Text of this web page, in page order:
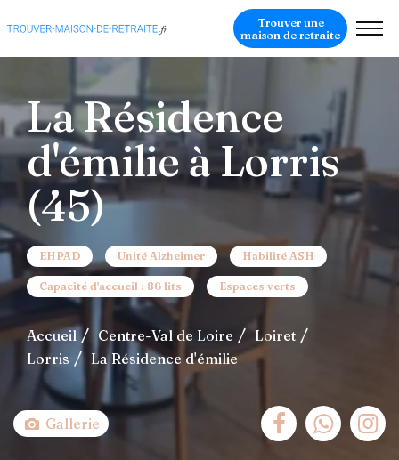
Trouver une
maison de retraite
La Résidence
d'émilie à Lorris
(45)
EHPAD Unité Alzheimer Habilité ASH
Capacité d'accueil : 86 lits Espaces verts
Accueil Centre-Val de Loire
Loiret
Lorris
La Résidence d'émilie
Gallerie